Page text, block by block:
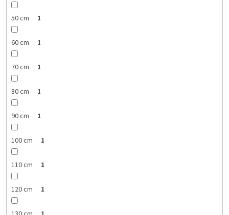
50 cm 1
60 cm 1
70 cm 1
80 cm 1
90 cm 1
100 cm 1
110 cm 1
120 cm 1